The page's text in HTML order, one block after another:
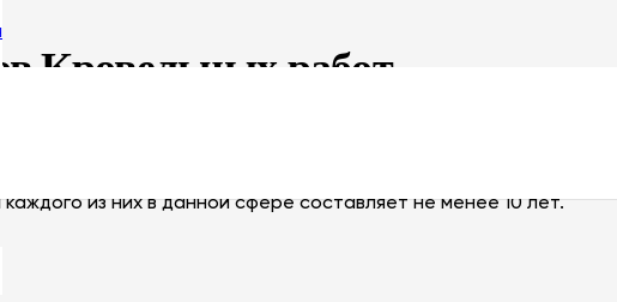
Кровельных работ
работ в интернете — ключевые направления нашей
из них в данной сфере составляет не менее 10 лет.